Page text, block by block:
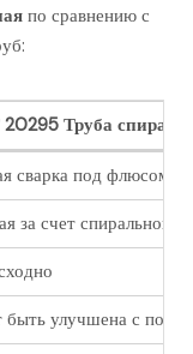
по сравнению с
Труба
сварка под флюсом
за счет спирального
улучшена с